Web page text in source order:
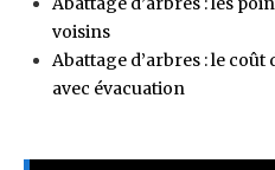
voisins
Abattage d’arbres : le
avec évacuation